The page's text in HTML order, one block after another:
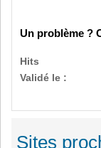
Un problème ?
Hits
Validé le :
Sites